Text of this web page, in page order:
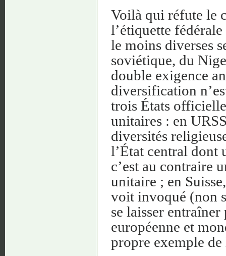
Voilà qui réfute le
l’étiquette
le moins diverses
soviétique, du
double exigence
diversification
trois États
unitaires : en
diversités
l’État central dont
c’est au contraire
unitaire ; en
voit invoqué (non
se laisser
européenne et
propre exemple de